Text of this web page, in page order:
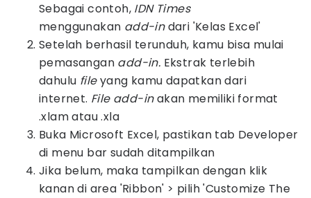
Sebagai contoh, IDN Times
menggunakan add-indari 'Kelas Excel'
Setelah berhasil terunduh, kamu bisa mulai
pemasangan add-in. Ekstrak terlebih
dahulu fileyang kamu dapatkan dari
internet. File add-inakan memiliki format
.xlam atau .xla
Buka Microsoft Excel, pastikan tab Developer
di menu bar sudah ditampilkan
Jika belum, maka tampilkan dengan klik
kanan di area 'Ribbon' > pilih 'Customize The